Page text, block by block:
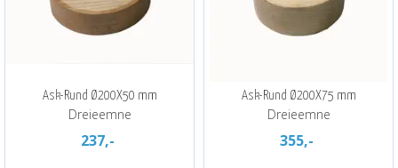
Ask-Rund Ø200X50 mm
Dreieemne
237,-
Ask-Rund Ø200X75 mm
Dreieemne
355,-